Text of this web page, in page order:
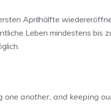
Aprilhälfte
Leben mindestens bis
another, and keeping